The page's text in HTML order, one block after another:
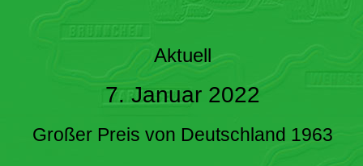
Aktuell
7. Januar 2022
Großer Preis von Deutschland 1963